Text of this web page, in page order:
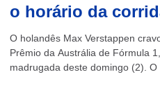
o horário da
O holandês Max Verstappen
Prêmio da Austrália de Fórmula
madrugada deste domingo (2).